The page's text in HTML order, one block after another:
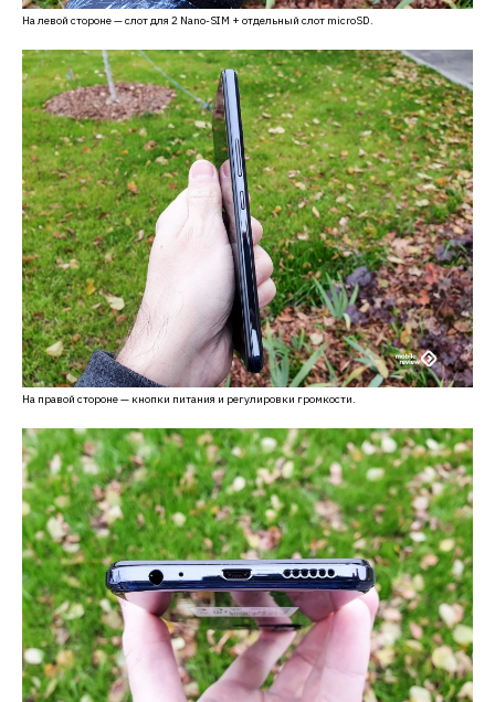
На левой стороне — слот для 2 Nano-SIM + отдельный слот microSD.
На правой стороне — кнопки питания и регулировки громкости.